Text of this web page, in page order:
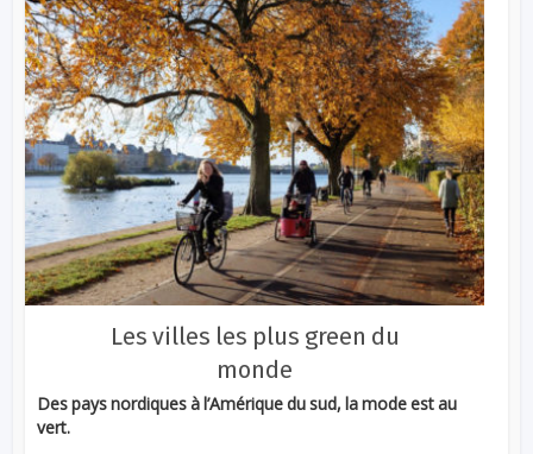
Les villes les plus green du
monde
Des pays nordiques à l’Amérique du sud, la mode est au
vert.